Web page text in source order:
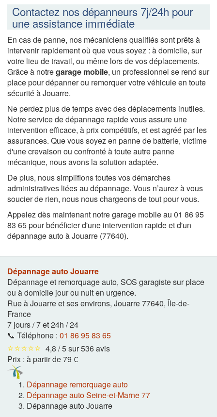
Contactez nos dépanneurs 7j/24h pour
une assistance immédiate
En cas de panne, nos mécaniciens qualifiés sont prêts à
intervenir rapidement où que vous soyez : à domicile, sur
votre lieu de travail, ou même lors de vos déplacements.
Grâce à notregarage mobile, un professionnel se rend sur
place pour dépanner ou remorquer votre véhicule en toute
sécurité à Jouarre.
Ne perdez plus de temps avec des déplacements inutiles.
Notre service de dépannage rapide vous assure une
intervention efficace, à prix compétitifs, et est agréé par les
assurances. Que vous soyez en panne de batterie, victime
d'une crevaison ou confronté à toute autre panne
mécanique, nous avons la solution adaptée.
De plus, nous simplifions toutes vos démarches
administratives liées au dépannage. Vous n’aurez à vous
soucier de rien, nous nous chargeons de tout pour vous.
Appelez dès maintenant notre garage mobile au 01 86 95
83 65 pour bénéficier d'une intervention rapide et d'un
dépannage auto à Jouarre (77640).
Dépannage auto Jouarre
Dépannage et remorquage auto, SOS garagiste sur place
ou à domicile jour ou nuit en urgence.
Rue à Jouarre et ses environs, Jouarre77640, Île-de-
France
7 jours / 7 et 24h / 24
📞 Téléphone : 01 86 95 83 65
⭐⭐⭐⭐⭐ 4,8 / 5 sur 536 avis
Prix : à partir de 79 €
Dépannage remorquage auto
Dépannage auto Seine-et-Marne 77
Dépannage auto Jouarre